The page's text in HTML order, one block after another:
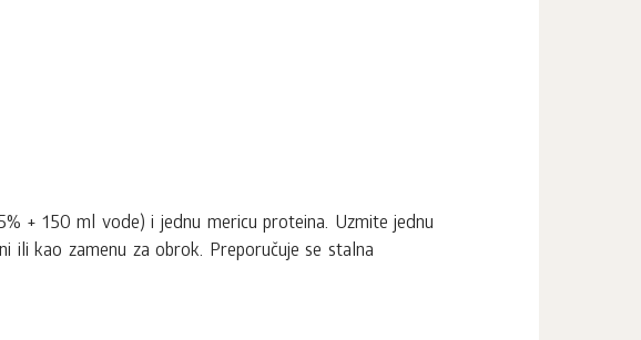
+ 150 ml vode) i jednu mericu proteina. Uzmite jednu
ili kao zamenu za obrok. Preporučuje se stalna